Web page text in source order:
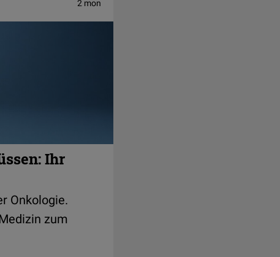
2 mon
Ihr
Onkologie.
zum